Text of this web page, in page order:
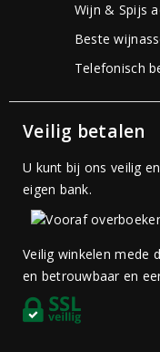
Wijn & Spijs
Beste
Telefonisch
Veilig betalen
U kunt bij ons veilig
eigen bank.
Veilig winkelen mede
en betrouwbaar en